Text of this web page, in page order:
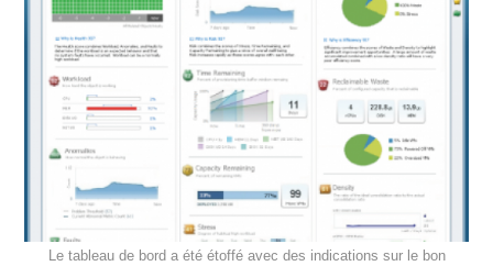
Le tableau de bord a été étoffé avec des indications sur le bon